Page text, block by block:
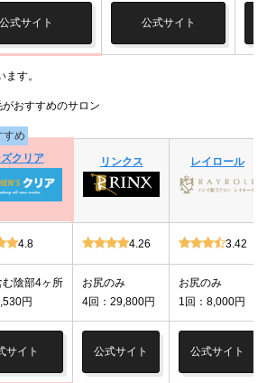
公式サイト 公式サイト
す。
おすすめのサロン
すめ
ズクリア
リンクス レイロール
4.8 4.26 3.42
む陰部4ヶ所
円
お尻のみ
4回：29,800円
お尻のみ
1回：8,000円
サイト 公式サイト 公式サイト